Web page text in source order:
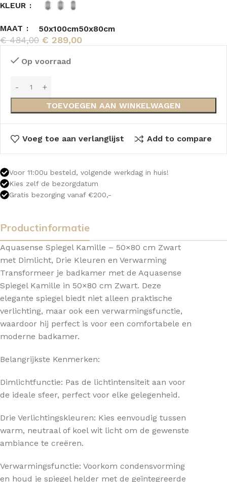
KLEUR
MAAT 50x100cm50x80cm
€484,00 € 289,00
Op voorraad
TOEVOEGEN AAN WINKELWAGEN
Voeg toe aan verlanglijst Add to compare
Voor 11:00u besteld, volgende werkdag in huis!
Kies zelf de bezorgdatum
Gratis bezorging vanaf €200,-
Productinformatie
Aquasense Spiegel Kamille – 50×80 cm Zwart
met Dimlicht, Drie Kleuren en Verwarming
Transformeer je badkamer met de Aquasense
Spiegel Kamille in 50×80 cm Zwart. Deze
elegante spiegel biedt niet alleen praktische
verlichting, maar ook een verwarmingsfunctie,
waardoor hij perfect is voor een comfortabele en
moderne badkamer.
Belangrijkste Kenmerken:
Dimlichtfunctie: Pas de lichtintensiteit aan voor
de ideale sfeer, perfect voor elke gelegenheid.
Drie Verlichtingskleuren: Kies eenvoudig tussen
warm, neutraal of koel wit licht om de gewenste
ambiance te creëren.
Verwarmingsfunctie: Voorkom condensvorming
en houd je spiegel helder met de geïntegreerde